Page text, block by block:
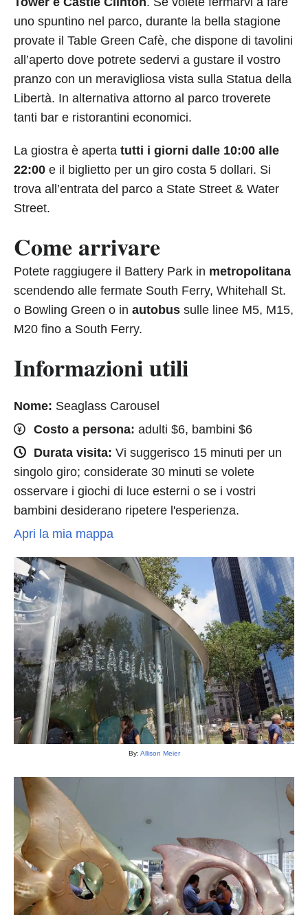
uno spuntino nel parco, durante la bella stagione
provate il Table Green Cafè, che dispone di tavolini
all’aperto dove potrete sedervi a gustare il vostro
pranzo con un meravigliosa vista sulla Statua della
Libertà. In alternativa attorno al parco troverete
tanti bar e ristorantini economici.
La giostra è aperta tutti i giorni dalle 10:00 alle
22:00 e il biglietto per un giro costa 5 dollari. Si
trova all’entrata del parco a State Street & Water
Street.
Come arrivare
Potete raggiugere il Battery Park in metropolitana
scendendo alle fermate South Ferry, Whitehall St.
o Bowling Green o in autobus sulle linee M5, M15,
M20 fino a South Ferry.
Informazioni utili
Nome: Seaglass Carousel
Costo a persona: adulti $6, bambini $6
Durata visita: Vi suggerisco 15 minuti per un
singolo giro; considerate 30 minuti se volete
osservare i giochi di luce esterni o se i vostri
bambini desiderano ripetere l'esperienza.
Apri la mia mappa
By: Allison Meier